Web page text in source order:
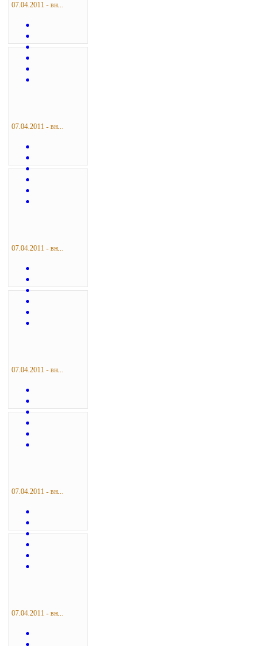
07.04.2011 - вн...
07.04.2011 - вн...
07.04.2011 - вн...
07.04.2011 - вн...
07.04.2011 - вн...
07.04.2011 - вн...